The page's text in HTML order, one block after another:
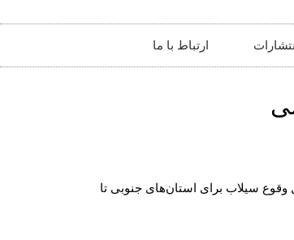
انتشارات ارتباط با ما
سیلاب برای استان‌های جنوبی تا